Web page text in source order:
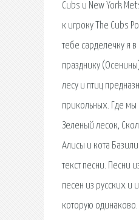
Cubs и New York
к игроку The Cubs
тебе сарделечку я
празднику
лесу и птиц
прикольных. Где мы
Зеленый лесок,
Алисы и кота
текст песни. Песни
песен из русских и
которую